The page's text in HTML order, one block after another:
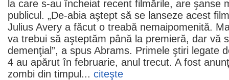
la care s-au încheiat recent filmările, are şanse
publicul. „De-abia aştept să se lanseze acest film
Julius Avery a făcut o treabă nemaipomenită.
va trebui să aşteptăm până la premieră, dar vă
demenţial”, a spus Abrams. Primele ştiri legate
4 au apărut în februarie, anul trecut. A fost
zombi din timpul... citeşte